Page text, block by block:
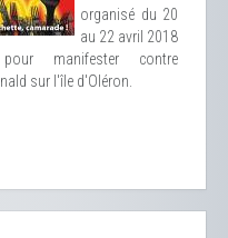
organisé du 20
au 22 avril 2018
manifester contre
sur l'île d'Oléron.